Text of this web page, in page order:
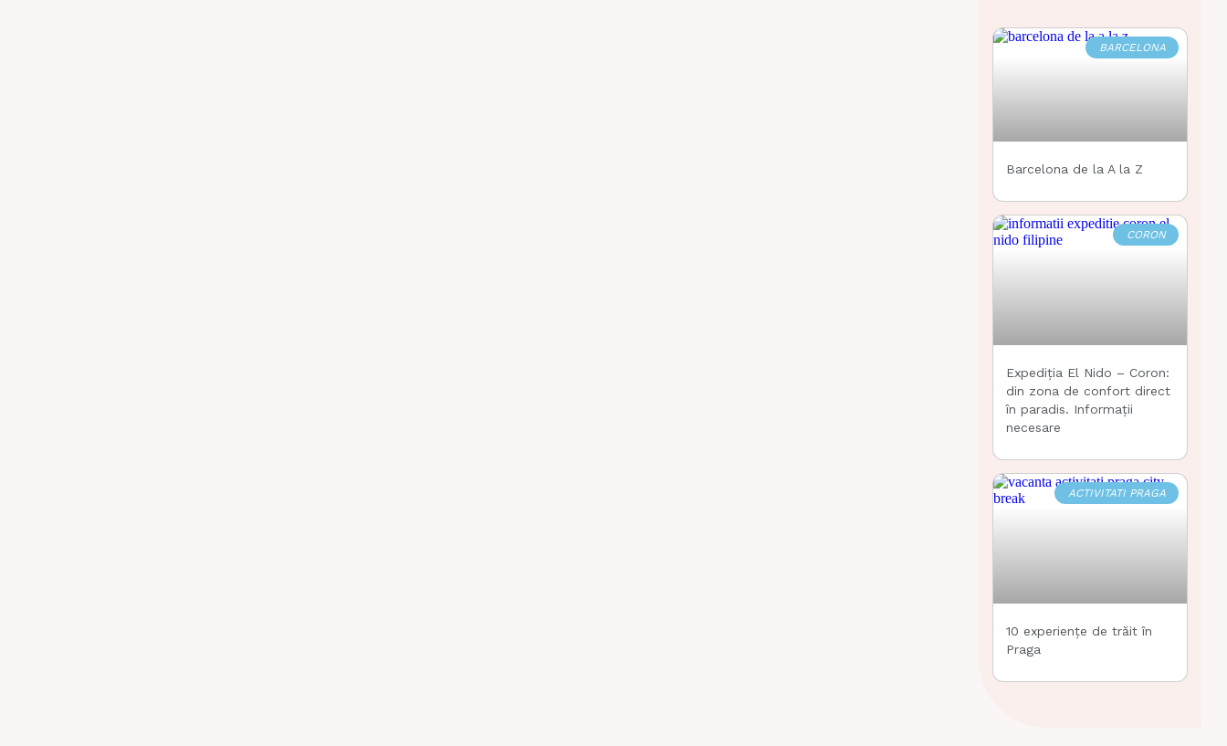
BARCELONA
Barcelona de la A la Z
CORON
Expediția El Nido – Coron:
din zona de confort direct
în paradis. Informații
necesare
ACTIVITATI PRAGA
10 experiențe de trăit în
Praga